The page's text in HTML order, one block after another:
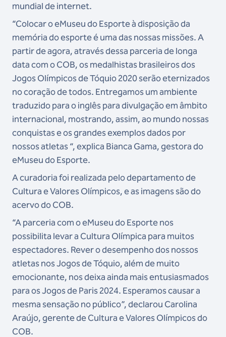
mundial de internet.
“Colocar o eMuseu do Esporte à disposição da
memória do esporte é uma das nossas missões. A
partir de agora, através dessa parceria de longa
data com o COB, os medalhistas brasileiros dos
Jogos Olímpicos de Tóquio 2020 serão eternizados
no coração de todos. Entregamos um ambiente
traduzido para o inglês para divulgação em âmbito
internacional, mostrando, assim, ao mundo nossas
conquistas e os grandes exemplos dados por
nossos atletas “, explica Bianca Gama, gestora do
eMuseu do Esporte.
A curadoria foi realizada pelo departamento de
Cultura e Valores Olímpicos, e as imagens são do
acervo do COB.
“A parceria com o eMuseu do Esporte nos
possibilita levar a Cultura Olímpica para muitos
espectadores. Rever o desempenho dos nossos
atletas nos Jogos de Tóquio, além de muito
emocionante, nos deixa ainda mais entusiasmados
para os Jogos de Paris 2024. Esperamos causar a
mesma sensação no público”, declarou Carolina
Araújo, gerente de Cultura e Valores Olímpicos do
COB.